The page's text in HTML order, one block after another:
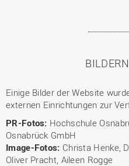
Einige Bilder der Website
externen Einrichtungen zur
PR-Fotos: Hochschule
Osnabrück GmbH
Image-Fotos: Christa Henke,
Oliver Pracht, Aileen Rogge